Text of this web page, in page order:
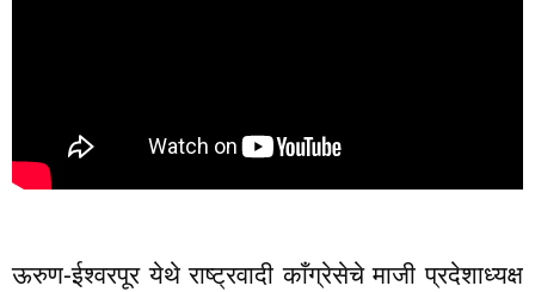
ऊरुण-ईश्वरपूर येथे राष्ट्रवादी काँग्रेसेचे माजी प्रदेशाध्यक्ष